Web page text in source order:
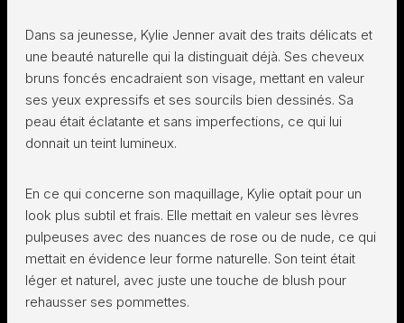
Dans sa jeunesse, Kylie Jenner avait des traits délicats et
une beauté naturelle qui la distinguait déjà. Ses cheveux
bruns foncés encadraient son visage, mettant en valeur
ses yeux expressifs et ses sourcils bien dessinés. Sa
peau était éclatante et sans imperfections, ce qui lui
donnait un teint lumineux.
En ce qui concerne son maquillage, Kylie optait pour un
look plus subtil et frais. Elle mettait en valeur ses lèvres
pulpeuses avec des nuances de rose ou de nude, ce qui
mettait en évidence leur forme naturelle. Son teint était
léger et naturel, avec juste une touche de blush pour
rehausser ses pommettes.